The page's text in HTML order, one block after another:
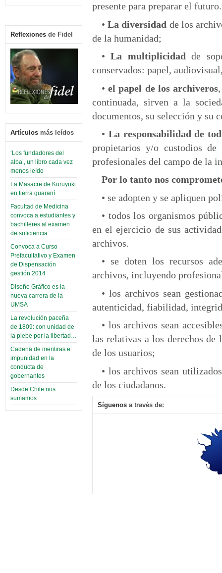
Reflexiones de Fidel
Artículos más leídos
‘Los fundadores del
alba’, un libro cada vez
menos leído
La Masacre de Kuruyuki
en tierra guaraní
Facultad de Medicina
convoca a estudiantes y
bachilleres al examen
de suficiencia
Convoca a Curso
Prefacultativo y Examen
de Dispensación
gestión 2014
Diseño Gráfico es la
nueva carrera de la
UMSA
La revolución paceña
de 1809: con unidad de
la plebe por la libertad…
Cadena de mentiras e
impunidad en la
conducta de
gobernantes
Desde Chile nos
sumamos
presente para preparar el futuro.
•La diversidad de los
de la humanidad;
•La multiplicidad de
conservados: papel,
•el papel de los archiveros
continuada, sirven a la
documentos, su selección y su
• La responsabilidad de
propietarios y/o custodios
profesionales del campo de la
Por lo tanto nos
• se adopten y se apliquen
• todos los organismos
en el ejercicio de sus
archivos.
• se doten los recursos
archivos, incluyendo
• los archivos sean
autenticidad, fiabilidad,
• los archivos sean
las relativas a los derechos de
de los usuarios;
• los archivos sean
de los ciudadanos.
Síguenos a través de: